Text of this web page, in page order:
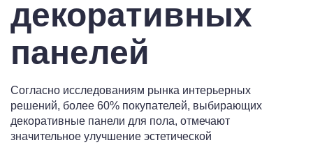
декоративных
панелей
Согласно исследованиям рынка интерьерных
решений, более 60% покупателей, выбирающих
декоративные панели для пола, отмечают
значительное улучшение эстетической